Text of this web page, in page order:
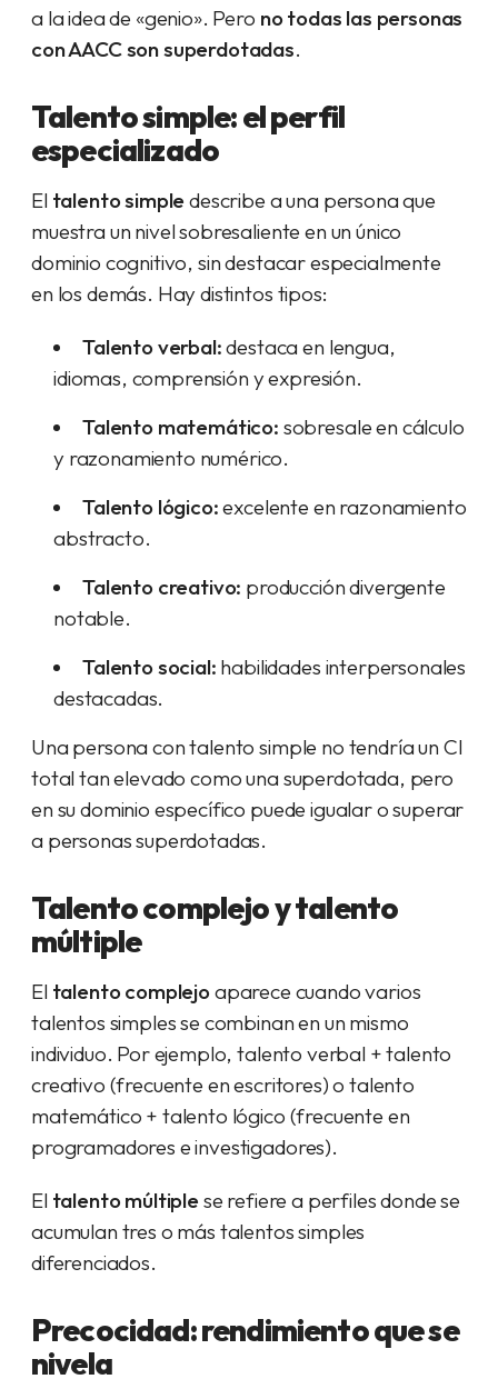
a la idea de «genio». Pero no todas las personas
con AACC son superdotadas.
Talento simple: el perfil
especializado
El talento simple describe a una persona que
muestra un nivel sobresaliente en un único
dominio cognitivo, sin destacar especialmente
en los demás. Hay distintos tipos:
Talento verbal:destaca en lengua,
idiomas, comprensión y expresión.
Talento matemático: sobresale en cálculo
y razonamiento numérico.
Talento lógico:excelente en razonamiento
abstracto.
Talento creativo: producción divergente
notable.
Talento social: habilidades interpersonales
destacadas.
Una persona con talento simple no tendría un CI
total tan elevado como una superdotada, pero
en su dominio específico puede igualar o superar
a personas superdotadas.
Talento complejo y talento
múltiple
El talento complejoaparece cuando varios
talentos simples se combinan en un mismo
individuo. Por ejemplo, talento verbal + talento
creativo (frecuente en escritores) o talento
matemático + talento lógico (frecuente en
programadores e investigadores).
El talento múltiple se refiere a perfiles donde se
acumulan tres o más talentos simples
diferenciados.
Precocidad: rendimiento que se
nivela